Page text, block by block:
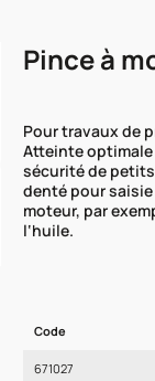
Pince à
Pour travaux de
Atteinte optimale
sécurité de
denté pour
moteur, par
l‘huile.
Code
671027